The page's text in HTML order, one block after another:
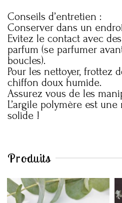
Conseils d’entretien :
Conserver dans un
Evitez le contact avec
parfum (se parfumer
boucles).
Pour les nettoyer, frottez
chiffon doux humide.
Assurez vous de les
L’argile polymère est
solide !
Produits